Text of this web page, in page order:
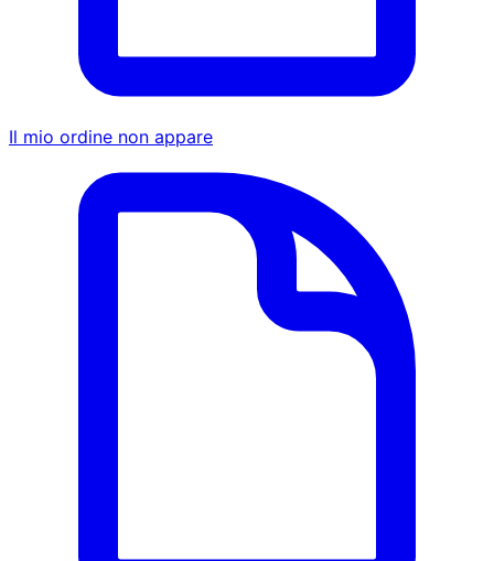
Il mio ordine non appare